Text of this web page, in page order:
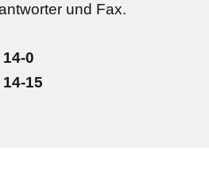
und Fax.
0
15